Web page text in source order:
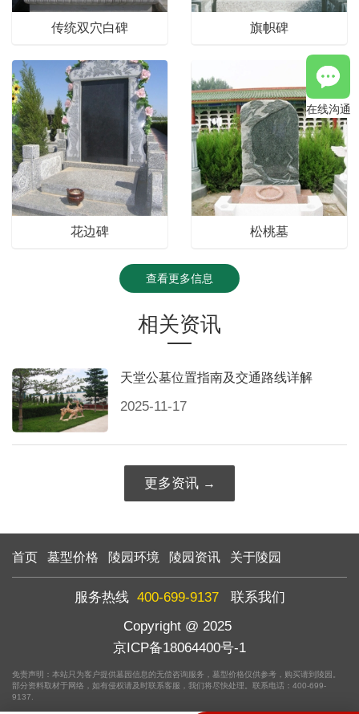
传统双穴白碑 旗帜碑
花边碑 松桃墓
查看更多信息
相关资讯
天堂公墓位置指南及交通路线详解
2025-11-17
更多资讯
首页 墓型价格 陵园环境 陵园资讯 关于陵园
服务热线 400-699-9137
联系我们
Copyright @ 2025
京ICP备18064400号-1
免责声明：本站只为客户提供墓园信息的无偿咨询服务，墓型价格仅供参考，购买请到陵园。
部分资料取材于网络，如有侵权请及时联系客服，我们将尽快处理。联系电话：400-699-
9137.
在线沟通